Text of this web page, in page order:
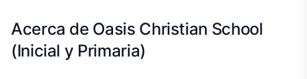
Acerca de Oasis Christian School
(Inicial y Primaria)